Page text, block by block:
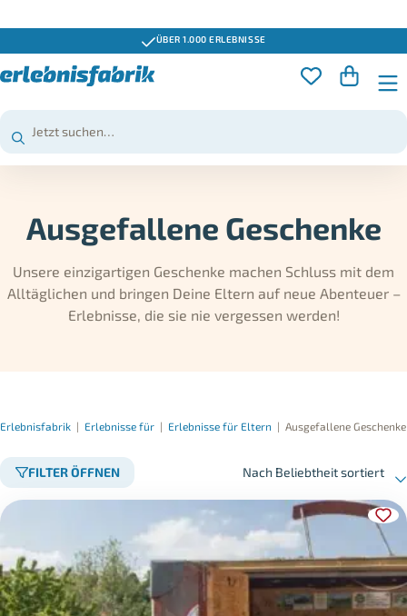
GUTSCHEINE 3 JAHRE GÜLTIG
Ausgefallene Geschenke
Unsere einzigartigen Geschenke machen Schluss mit dem
Alltäglichen und bringen Deine Eltern auf neue Abenteuer –
Erlebnisse, die sie nie vergessen werden!
Erlebnisfabrik | Erlebnisse für | Erlebnisse für Eltern | Ausgefallene Geschenke
FILTER ÖFFNEN Nach Beliebtheit sortiert